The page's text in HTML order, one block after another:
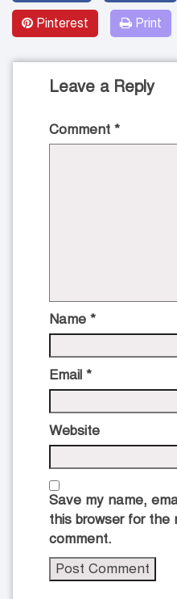
Pinterest Print
Leave a Reply
Comment *
Name *
Email *
Website
Save my name,
this browser for the
comment.